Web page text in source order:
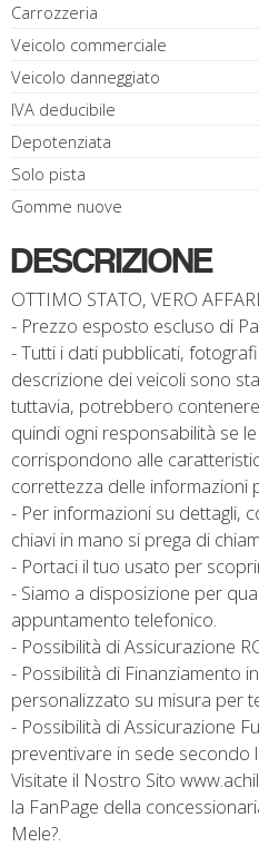
Carrozzeria
Veicolo commerciale
Veicolo danneggiato
IVA deducibile
Depotenziata
Solo pista
Gomme nuove
DESCRIZIONE
OTTIMO STATO, VERO
- Prezzo esposto escluso di
- Tutti i dati pubblicati,
descrizione dei veicoli sono
tuttavia, potrebbero
quindi ogni responsabilità se
corrispondono alle
correttezza delle informazioni
- Per informazioni su dettagli,
chiavi in mano si prega di
- Portaci il tuo usato per
- Siamo a disposizione per
appuntamento telefonico.
- Possibilità di Assicurazione
- Possibilità di Finanziamento
personalizzato su misura per
- Possibilità di Assicurazione
preventivare in sede secondo
Visitate il Nostro Sito
la FanPage della
Mele?.